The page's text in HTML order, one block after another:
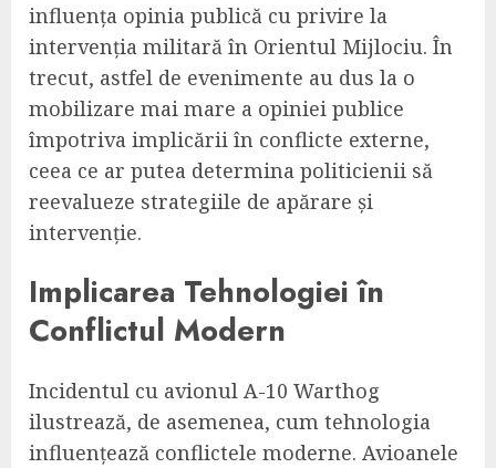
influența opinia publică cu privire la
intervenția militară în Orientul Mijlociu. În
trecut, astfel de evenimente au dus la o
mobilizare mai mare a opiniei publice
împotriva implicării în conflicte externe,
ceea ce ar putea determina politicienii să
reevalueze strategiile de apărare și
intervenție.
Implicarea Tehnologiei în
Conflictul Modern
Incidentul cu avionul A-10 Warthog
ilustrează, de asemenea, cum tehnologia
influențează conflictele moderne. Avioanele